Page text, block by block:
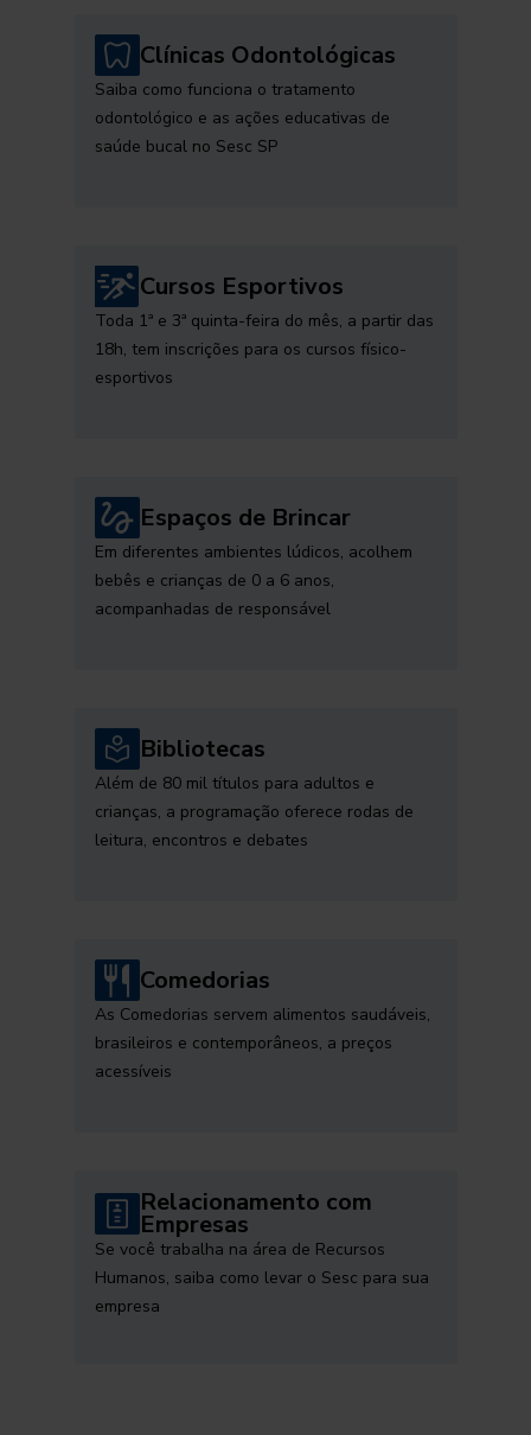
Clínicas Odontológicas
Saiba como funciona o tratamento
odontológico e as ações educativas de
saúde bucal no Sesc SP
Cursos Esportivos
Toda 1ª e 3ª quinta-feira do mês, a partir das
18h, tem inscrições para os cursos físico-
esportivos
Espaços de Brincar
Em diferentes ambientes lúdicos, acolhem
bebês e crianças de 0 a 6 anos,
acompanhadas de responsável
Bibliotecas
Além de 80 mil títulos para adultos e
crianças, a programação oferece rodas de
leitura, encontros e debates
Comedorias
As Comedorias servem alimentos saudáveis,
brasileiros e contemporâneos, a preços
acessíveis
Relacionamento com
Empresas
Se você trabalha na área de Recursos
Humanos, saiba como levar o Sesc para sua
empresa